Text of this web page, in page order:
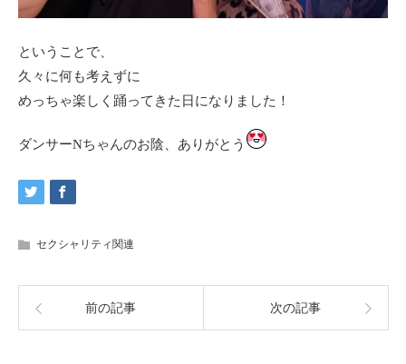
ということで、
久々に何も考えずに
めっちゃ楽しく踊ってきた日になりました！
ダンサーNちゃんのお陰、ありがとう
セクシャリティ関連
前の記事 次の記事